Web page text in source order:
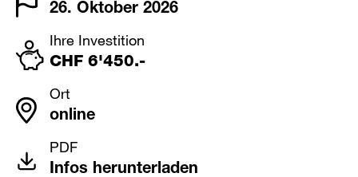
26. Oktober 2026
Ihre Investition
CHF 6'450.-
Ort
online
PDF
Infos herunterladen